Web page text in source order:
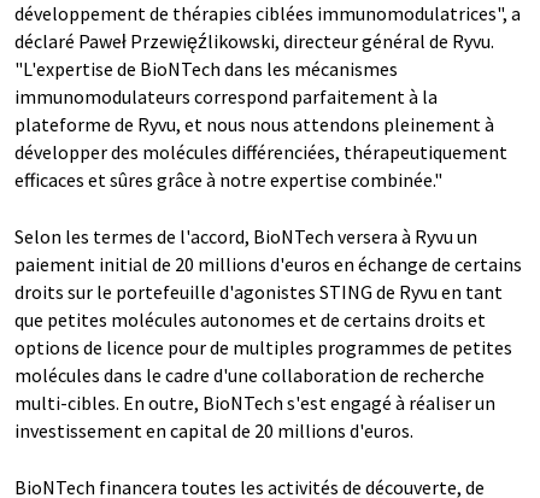
développement de thérapies ciblées immunomodulatrices", a
déclaré Paweł Przewięźlikowski, directeur général de Ryvu.
"L'expertise de BioNTech dans les mécanismes
immunomodulateurs correspond parfaitement à la
plateforme de Ryvu, et nous nous attendons pleinement à
développer des molécules différenciées, thérapeutiquement
efficaces et sûres grâce à notre expertise combinée."
Selon les termes de l'accord, BioNTech versera à Ryvu un
paiement initial de 20 millions d'euros en échange de certains
droits sur le portefeuille d'agonistes STING de Ryvu en tant
que petites molécules autonomes et de certains droits et
options de licence pour de multiples programmes de petites
molécules dans le cadre d'une collaboration de recherche
multi-cibles. En outre, BioNTech s'est engagé à réaliser un
investissement en capital de 20 millions d'euros.
BioNTech financera toutes les activités de découverte, de